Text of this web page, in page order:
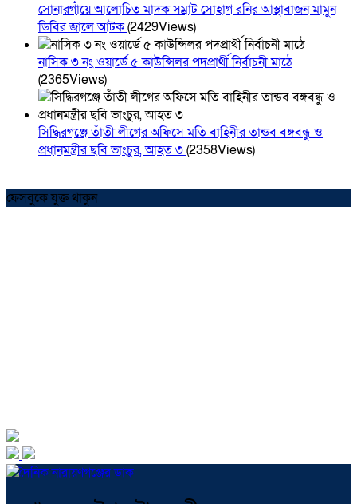
সোনারগাঁয়ে আলোচিত মাদক সম্রাট সোহাগ রনির আস্থাবাজন মামুন
ডিবির জালে আটক(2429Views)
নাসিক ৩ নং ওয়ার্ডে ৫ কাউন্সিলর পদপ্রার্থী নির্বাচনী মাঠে
(2365Views)
সিদ্ধিরগঞ্জে তাঁতী লীগের অফিসে মতি বাহিনীর তান্ডব বঙ্গবন্ধু ও
প্রধানমন্ত্রীর ছবি ভাংচুর, আহত ৩(2358Views)
ফেসবুকে যুক্ত থাকুন